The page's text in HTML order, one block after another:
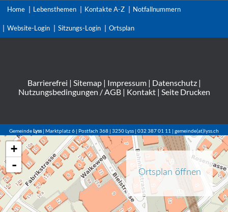
Home Lebensthemen Kontakte A-Z Notfallnummern
Website-Login Sitzungs-Login Ortsplan
Barrierefrei | Sitemap| Impressum| Datenschutz|
Nutzungsbedingungen / AGB| Kontakt| Seite Drucken
GemeindeLyss| Marktplatz 6 | Postfach 368 | 3250 Lyss | 032 387 01 11 | gemeinde(at)lyss.ch